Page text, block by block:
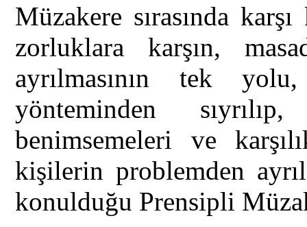
Müzakere sırasında
zorluklara karşın,
ayrılmasının tek
yönteminden
benimsemeleri ve
kişilerin problemden
konulduğu Prensipli